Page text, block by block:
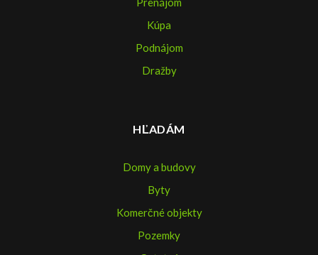
Kúpa
Podnájom
Dražby
HĽADÁM
Domy a budovy
Byty
Komerčné objekty
Pozemky